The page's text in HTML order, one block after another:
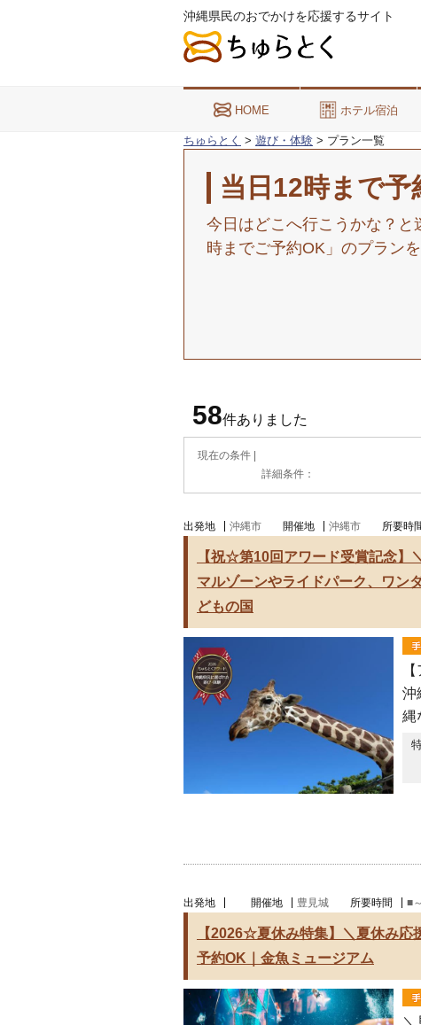
沖縄県民のおでかけを応援するサイト
HOME ホテル宿泊
ちゅらとく > 遊び・体験 > プラン一覧
当日12時まで予
今日はどこへ行こうかな？
時までご予約OK」のプラン
58件ありました
現在の条件 |
詳細条件：
出発地 沖縄市 開催地 沖縄市 所要時
【祝☆第10回アワード受賞記念
マルゾーンやライドパーク、ワン
どもの国
沖
縄
出発地 開催地 豊見城 所要時間 ■
【2026☆夏休み特集】＼夏休み応
予約OK｜金魚ミュージアム